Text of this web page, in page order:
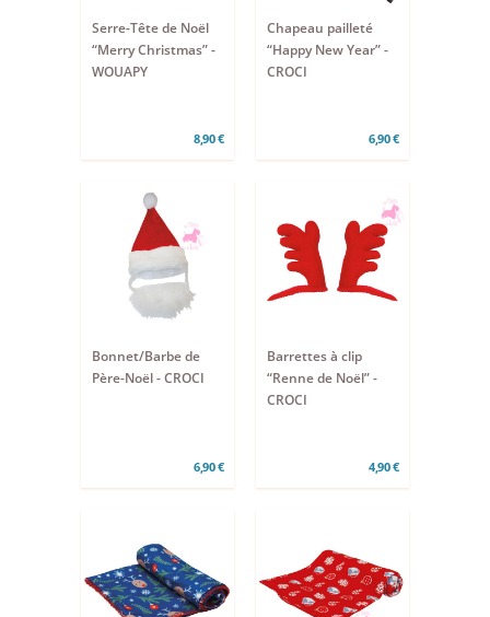
Serre-Tête de Noël
“Merry Christmas” -
WOUAPY
8,90 €
Chapeau pailleté
“Happy New Year” -
CROCI
6,90 €
Bonnet/Barbe de
Père-Noël - CROCI
6,90 €
Barrettes à clip
“Renne de Noël” -
CROCI
4,90 €